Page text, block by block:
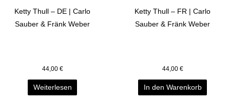
Ketty Thull – DE | Carlo
Sauber & Fränk Weber
44,00 €
Weiterlesen
Ketty Thull – FR | Carlo
Sauber & Fränk Weber
44,00 €
In den Warenkorb